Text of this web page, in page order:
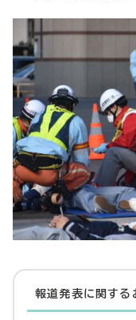
報道発表に関する